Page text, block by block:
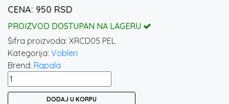
950 RSD
PROIZVOD DOSTUPAN NA LAGERU
Šifra proizvoda: XRCD05 PEL
Kategorija: Vobleri
Brend: Rapala
RAPALA
X-
DODAJ U KORPU